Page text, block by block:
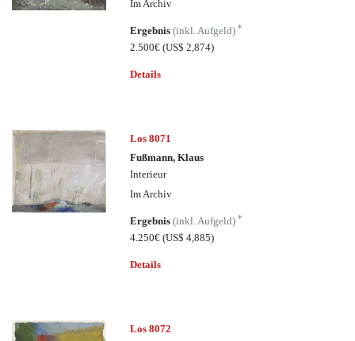
Im Archiv
Ergebnis(inkl. Aufgeld)*
2.500€(US$ 2,874)
Details
Los 8071
Fußmann, Klaus
Interieur
Im Archiv
Ergebnis(inkl. Aufgeld)*
4.250€(US$ 4,885)
Details
Los 8072